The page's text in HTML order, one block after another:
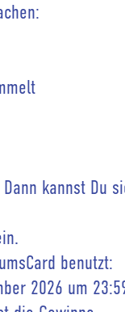
kannst Du
benutzt:
2026 um